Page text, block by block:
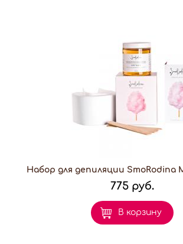
Набор для депиляции SmoRodina
775 руб.
В корзину